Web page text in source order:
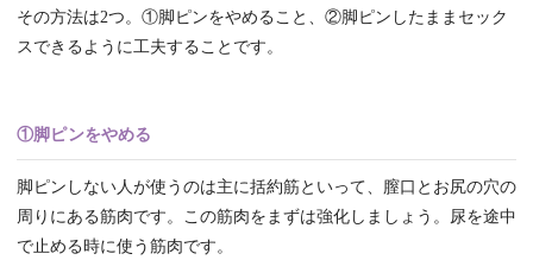
その方法は2つ。①脚ピンをやめること、②脚ピンしたままセック
スできるように工夫することです。
①脚ピンをやめる
脚ピンしない人が使うのは主に括約筋といって、膣口とお尻の穴の
周りにある筋肉です。この筋肉をまずは強化しましょう。尿を途中
で止める時に使う筋肉です。